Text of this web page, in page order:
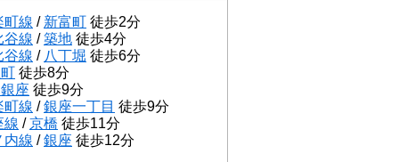
町線 / 新富町 徒歩2分
谷線 /築地 徒歩4分
谷線 / 八丁堀 徒歩6分
徒歩8分
座 徒歩9分
町線 /銀座一丁目 徒歩9分
線 /京橋 徒歩11分
内線 /銀座 徒歩12分